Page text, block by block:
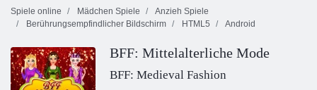
Spiele online
Mädchen Spiele
Anzieh Spiele
Berührungsempfindlicher Bildschirm
HTML5 Android
BFF: Mittelalterliche Mode
BFF: Medieval Fashion